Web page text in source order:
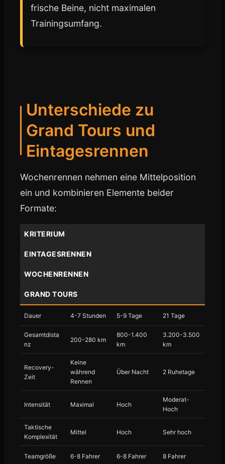
frische Beine, nicht maximalen
Trainingsumfang.
Unterschiede zu
Grand Tours und
Eintagesrennen
Wochenrennen nehmen eine Mittelposition
ein und kombinieren Elemente beider
Formate:
KRITERIUM
EINTAGESRENNEN
WOCHENRENNEN
GRAND TOURS
Dauer 4-7 Stunden 5-9 Tage 21 Tage
Gesamtdista
nz
200-280 km
800-1.400
km
3.200-3.500
km
Recovery-
Zeit
Keine
während
Rennen
Über Nacht 2 Ruhetage
Intensität Maximal Hoch
Moderat-
Hoch
Taktische
Komplexität
Mittel Hoch Sehr hoch
Teamgröße 6-8 Fahrer 6-8 Fahrer 8 Fahrer